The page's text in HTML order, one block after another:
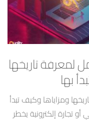
لمعرفة تاريخها
بها
ومزاياها وكيف تبدأ
تجارة إلكترونية يخطر